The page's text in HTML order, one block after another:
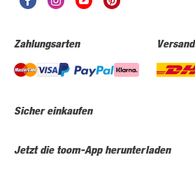
Zahlungsarten
Sicher einkaufen
Jetzt die toom-App herunterladen